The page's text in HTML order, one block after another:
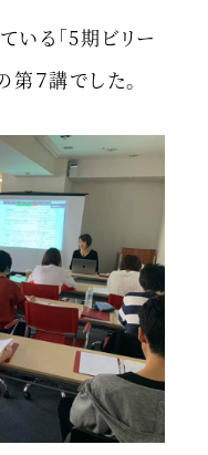
いる「5期ビリー
第７講でした。